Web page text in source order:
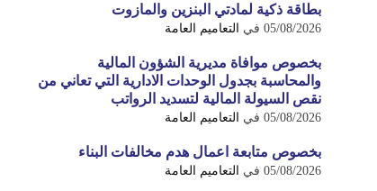
بطاقة ذكية لمادتي البنزين والمازوت
05/08/2026 في التعاميم العامة
بخصوص موافاة مديرية الشؤون المالية
والمحاسبة بجدول الوحدات الادارية التي تعاني من
نقص السيولة المالية لتسديد الرواتب
05/08/2026 في التعاميم العامة
بخصوص متابعة اعمال هدم مخالفات البناء
05/08/2026 في التعاميم العامة